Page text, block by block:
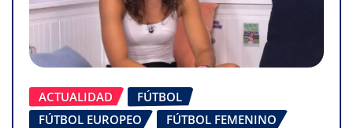
ACTUALIDAD
FÚTBOL
FÚTBOL EUROPEO
FÚTBOL FEMENINO